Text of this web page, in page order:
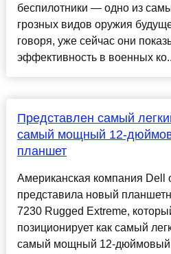
беспилотники — одно из
грозных видов оружия
говоря, уже сейчас они
эффективность в военных
Представлен самый
самый мощный 12-
планшет
Американская компания Dell
представила новый
7230 Rugged Extreme,
позиционирует как самый
самый мощный 12-